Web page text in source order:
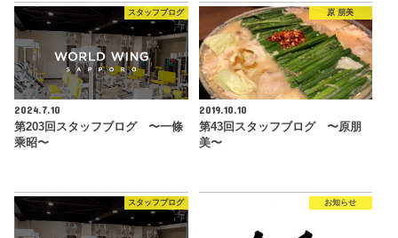
スタッフブログ
2024.7.10
第203回スタッフブログ 〜一條
乘昭〜
原 朋美
2019.10.10
第43回スタッフブログ 〜原朋
美〜
スタッフブログ お知らせ